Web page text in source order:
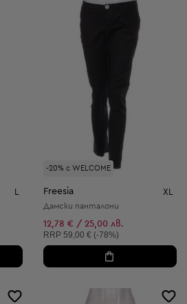
L
-20% с WELCOME
Freesia XL
Дамски панталони
12,78 € / 25,00 лв.
Препоръчителна цена:
RRP 59,00 € (-78%)